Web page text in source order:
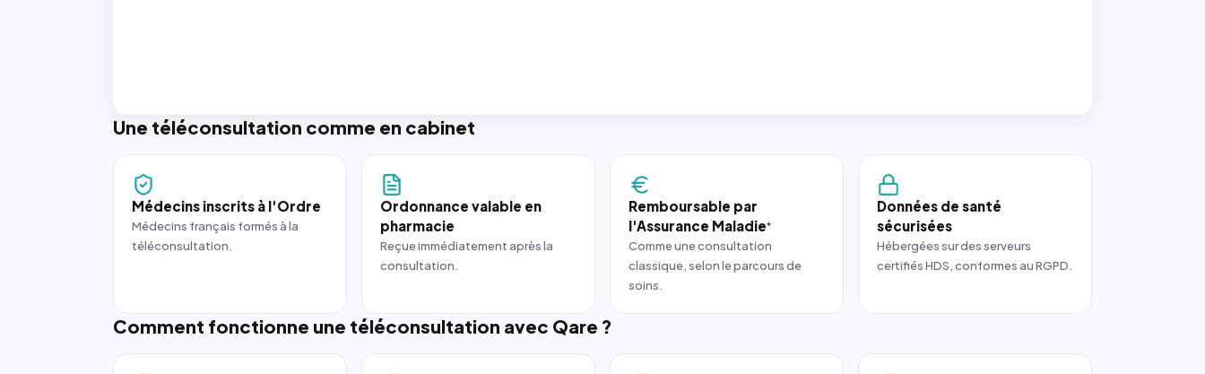
Une téléconsultation comme en cabinet
Médecins inscrits à l'Ordre
Médecins français formés à la
téléconsultation.
Ordonnance valable en
pharmacie
Reçue immédiatement après la
consultation.
Remboursable par
l'Assurance Maladie*
Comme une consultation
classique, selon le parcours de
soins.
Données de santé
sécurisées
Hébergées sur des serveurs
certifiés HDS, conformes au RGPD.
Comment fonctionne une téléconsultation avec Qare ?